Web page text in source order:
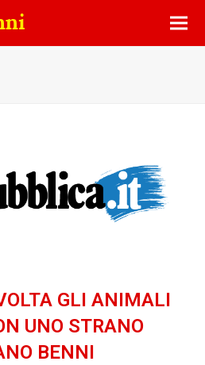
GLI ANIMALI
UNO STRANO
BENNI